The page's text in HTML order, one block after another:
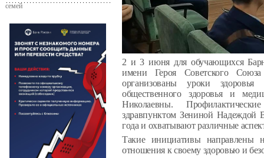
семей
2 и 3 июня для обучающихся
имени Героя Советского
организованы уроки
общественного здоровья и
Николаевны.
здравпунктом Зениной Надеждой
года и охватывают различные
Такие инициативы направлены
отношения к своему здоровью и